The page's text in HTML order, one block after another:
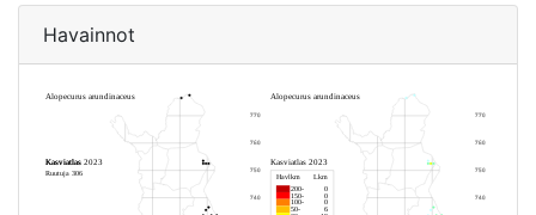
Havainnot